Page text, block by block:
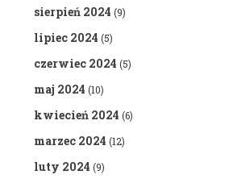
sierpień 2024 (9)
lipiec 2024 (5)
czerwiec 2024 (5)
maj 2024 (10)
kwiecień 2024 (6)
marzec 2024 (12)
luty 2024 (9)